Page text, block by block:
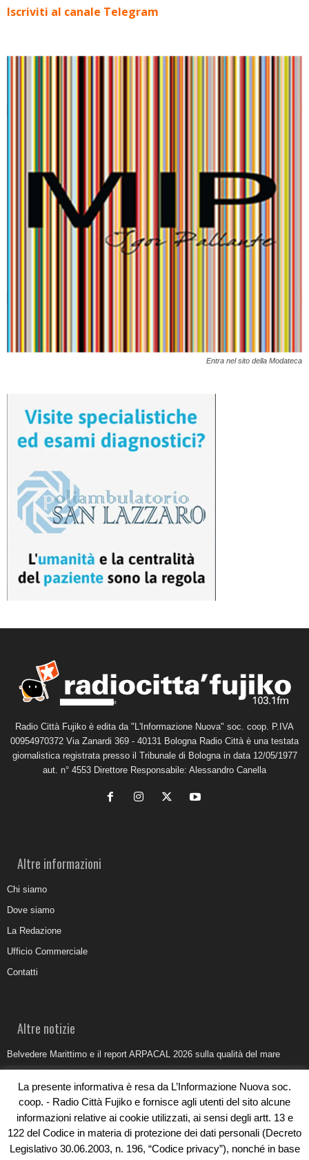
Iscriviti al canale Telegram
Entra nel sito della Modateca
Radio Città Fujiko è edita da "L'Informazione Nuova" soc. coop. P.IVA
00954970372 Via Zanardi 369 - 40131 Bologna Radio Città è una testata
giornalistica registrata presso il Tribunale di Bologna in data 12/05/1977
aut. n° 4553 Direttore Responsabile: Alessandro Canella
Altre informazioni
Chi siamo
Dove siamo
La Redazione
Ufficio Commerciale
Contatti
Altre notizie
Belvedere Marittimo e il report ARPACAL 2026 sulla qualità del mare
Umidità di risalita in casa, come riconoscere i segnali veri
Torna il Sun Donato Festival 2026
Come il busking moderno ridisegna il paesaggio sonoro urbano
La presente informativa è resa da L’Informazione Nuova soc.
coop. - Radio Città Fujiko e fornisce agli utenti del sito alcune
informazioni relative ai cookie utilizzati, ai sensi degli artt. 13 e
122 del Codice in materia di protezione dei dati personali (Decreto
Legislativo 30.06.2003, n. 196, “Codice privacy”), nonché in base